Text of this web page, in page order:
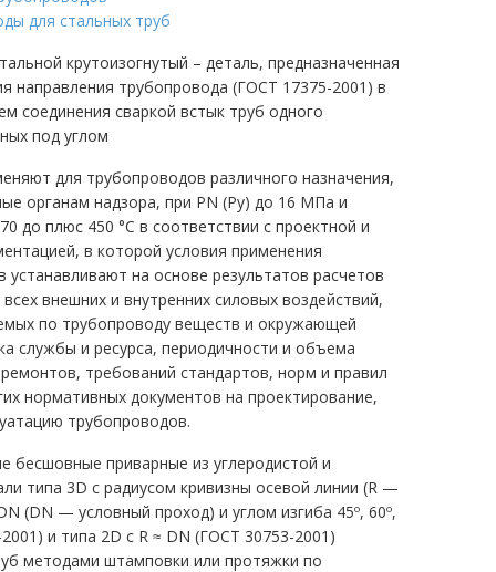
для стальных труб
крутоизогнутый – деталь, предназначенная
направления трубопровода (ГОСТ 17375-2001) в
соединения сваркой встык труб одного
под углом
для трубопроводов различного назначения,
органам надзора, при РN (Py) до 16 МПа и
до плюс 450 °С в соответствии с проектной и
в которой условия применения
устанавливают на основе результатов расчетов
внешних и внутренних силовых воздействий,
по трубопроводу веществ и окружающей
службы и ресурса, периодичности и объема
требований стандартов, норм и правил
нормативных документов на проектирование,
трубопроводов.
бесшовные приварные из углеродистой и
типа 3D c радиусом кривизны осевой линии (R —
(DN — условный проход) и углом изгиба 45º, 60º,
и типа 2D c R ≈ DN (ГОСТ 30753-2001)
методами штамповки или протяжки по